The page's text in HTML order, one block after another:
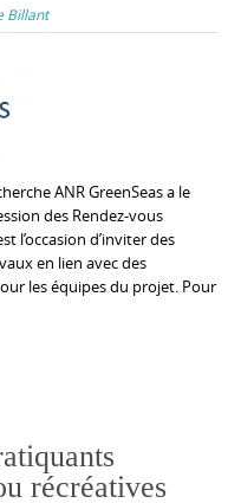
Billant
ANR GreenSeas a le
des Rendez-vous
l’occasion d’inviter des
en lien avec des
les équipes du projet. Pour
récréatives